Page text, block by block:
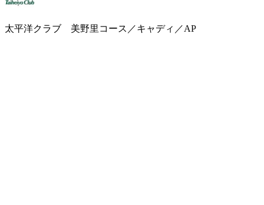
太平洋クラブ 美野里コース／キャディ／AP